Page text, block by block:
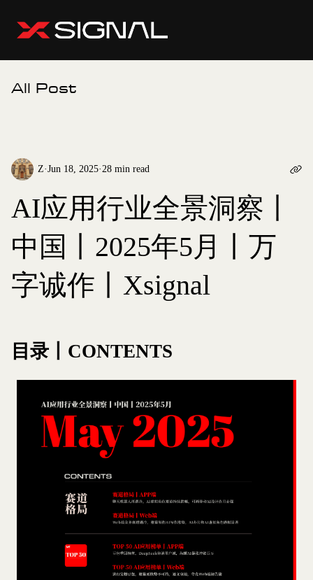
AI Holo | AI 全息
xGEO | GEO 智域
All Post
Z·Jun 18, 2025·28 min read
AI应用行业全景洞察丨
中国丨2025年5月丨万
字诚作丨Xsignal
目录丨CONTENTS